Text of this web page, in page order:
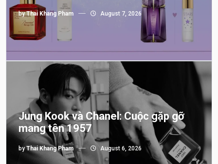
byThai Khang Pham August 7, 2026
Jung Kook và Chanel: Cuộc gặp gỡ
mang tên 1957
byThai Khang Pham August 6, 2026